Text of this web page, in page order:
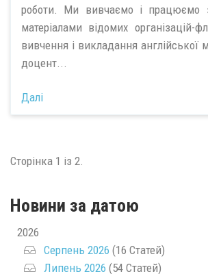
роботи. Ми вивчаємо і працюємо
матеріалами відомих організацій-
вивчення і викладання англійської
доцент...
Далі
Сторінка 1 із 2.
Новини за датою
2026
Серпень 2026 (16 Статей)
Липень 2026 (54 Статей)